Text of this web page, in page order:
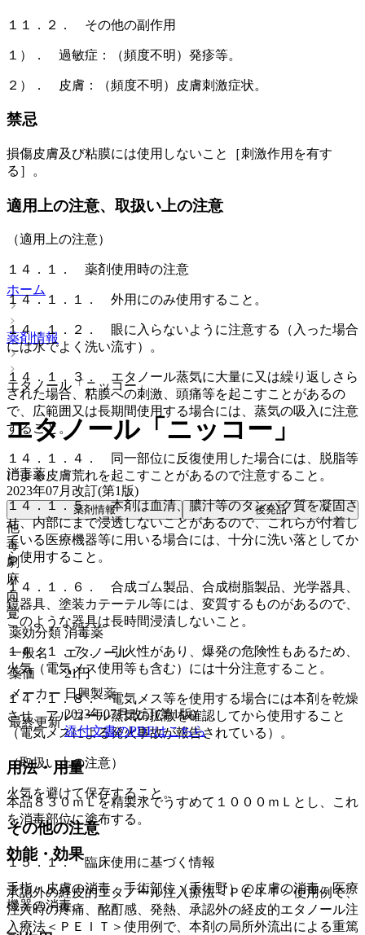
１１．２． その他の副作用
１）． 過敏症：（頻度不明）発疹等。
２）． 皮膚：（頻度不明）皮膚刺激症状。
禁忌
損傷皮膚及び粘膜には使用しないこと［刺激作用を有す
る］。
適用上の注意、取扱い上の注意
（適用上の注意）
１４．１． 薬剤使用時の注意
１４．１．１． 外用にのみ使用すること。
１４．１．２． 眼に入らないように注意する（入った場合
には水でよく洗い流す）。
１４．１．３． エタノール蒸気に大量に又は繰り返しさら
された場合、粘膜への刺激、頭痛等を起こすことがあるの
で、広範囲又は長期間使用する場合には、蒸気の吸入に注意
すること。
１４．１．４． 同一部位に反復使用した場合には、脱脂等
による皮膚荒れを起こすことがあるので注意すること。
１４．１．５． 本剤は血清、膿汁等のタンパク質を凝固さ
せ、内部にまで浸透しないことがあるので、これらが付着し
ている医療機器等に用いる場合には、十分に洗い落としてか
ら使用すること。
１４．１．６． 合成ゴム製品、合成樹脂製品、光学器具、
鏡器具、塗装カテーテル等には、変質するものがあるので、
このような器具は長時間浸漬しないこと。
１４．１．７． 引火性があり、爆発の危険性もあるため、
火気（電気メス使用等も含む）には十分注意すること。
１４．１．８． 電気メス等を使用する場合には本剤を乾燥
させ、アルコール蒸気の拡散を確認してから使用すること
（電気メスによる発火事故が報告されている）。
（取扱い上の注意）
火気を避けて保存すること。
その他の注意
１５．１． 臨床使用に基づく情報
承認外の経皮的エタノール注入療法＜ＰＥＩＴ＞使用例で、
注入時の疼痛、酩酊感、発熱、承認外の経皮的エタノール注
入療法＜ＰＥＩＴ＞使用例で、本剤の局所外流出による重篤
ホーム
薬剤情報
エタノール「ニッコー」
エタノール「ニッコー」
消毒薬
2023年07月改訂(第1版)
薬剤情報 後発品
他
毒
劇
麻
向
覚
薬効分類 消毒薬
一般名
エタノール
薬価
21円
メーカー 日興製薬
最終更新
2023年07月改訂(第1版)
添付文書のPDFはこちら
用法・用量
本品８３０ｍＬを精製水でうすめて１０００ｍＬとし、これ
を消毒部位に塗布する。
効能・効果
手指・皮膚の消毒、手術部位（手術野）の皮膚の消毒、医療
機器の消毒。